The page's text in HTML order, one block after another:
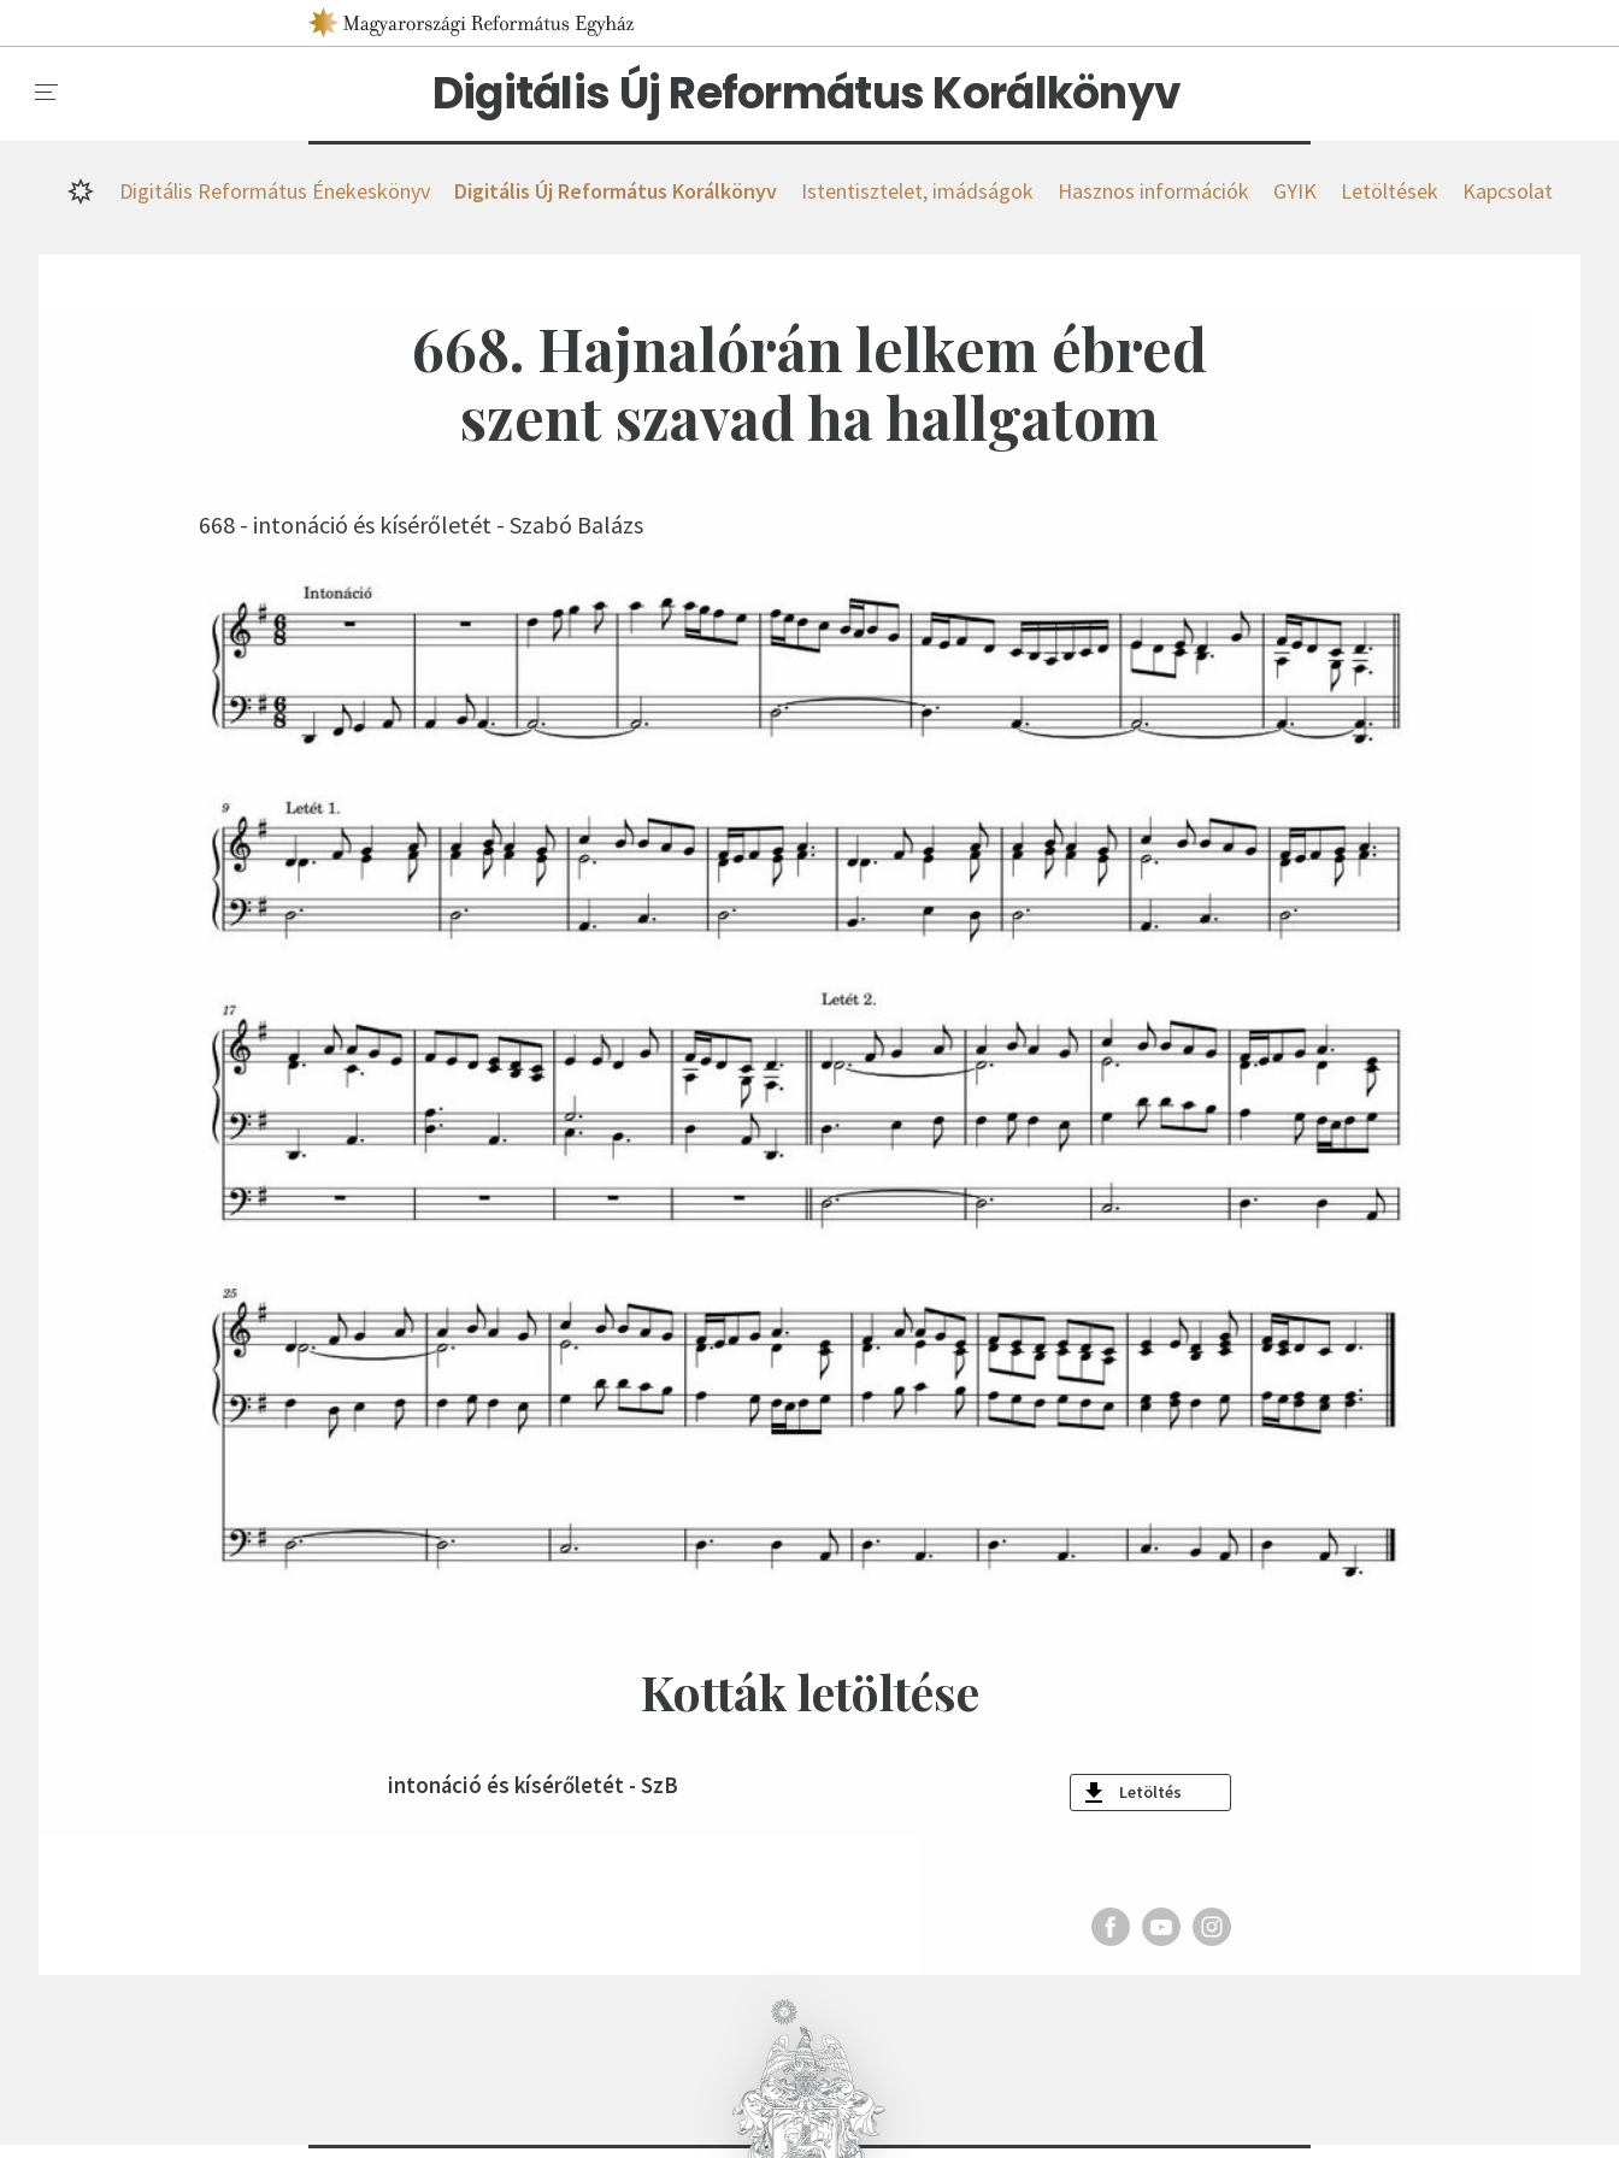
Digitális Új Református Korálkönyv
Digitális Református Énekeskönyv Digitális Új Református Korálkönyv Istentisztelet, imádságok Hasznos információk GYIK Letöltések Kapcsolat
668. Hajnalórán lelkem ébred
szent szavad ha hallgatom
668 - intonáció és kísérőletét - Szabó Balázs
Kották letöltése
intonáció és kísérőletét - SzB Letöltés